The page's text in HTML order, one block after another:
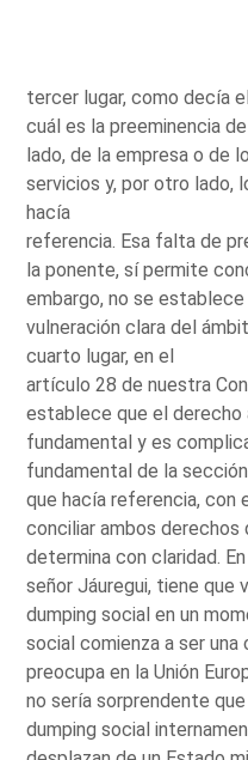
tercer lugar, como decía
cuál es la preeminencia
lado, de la empresa o de
servicios y, por otro lado,
hacía
referencia. Esa falta de
la ponente, sí permite
embargo, no se
vulneración clara del
cuarto lugar, en el
artículo 28 de nuestra
establece que el derecho
fundamental y es
fundamental de la
que hacía referencia, con
conciliar ambos
determina con claridad.
señor Jáuregui, tiene que
dumping social en un
social comienza a ser una
preocupa en la Unión
no sería sorprendente
dumping social